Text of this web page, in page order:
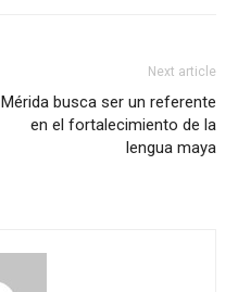
Next article
Mérida busca ser un referente
en el fortalecimiento de la
lengua maya